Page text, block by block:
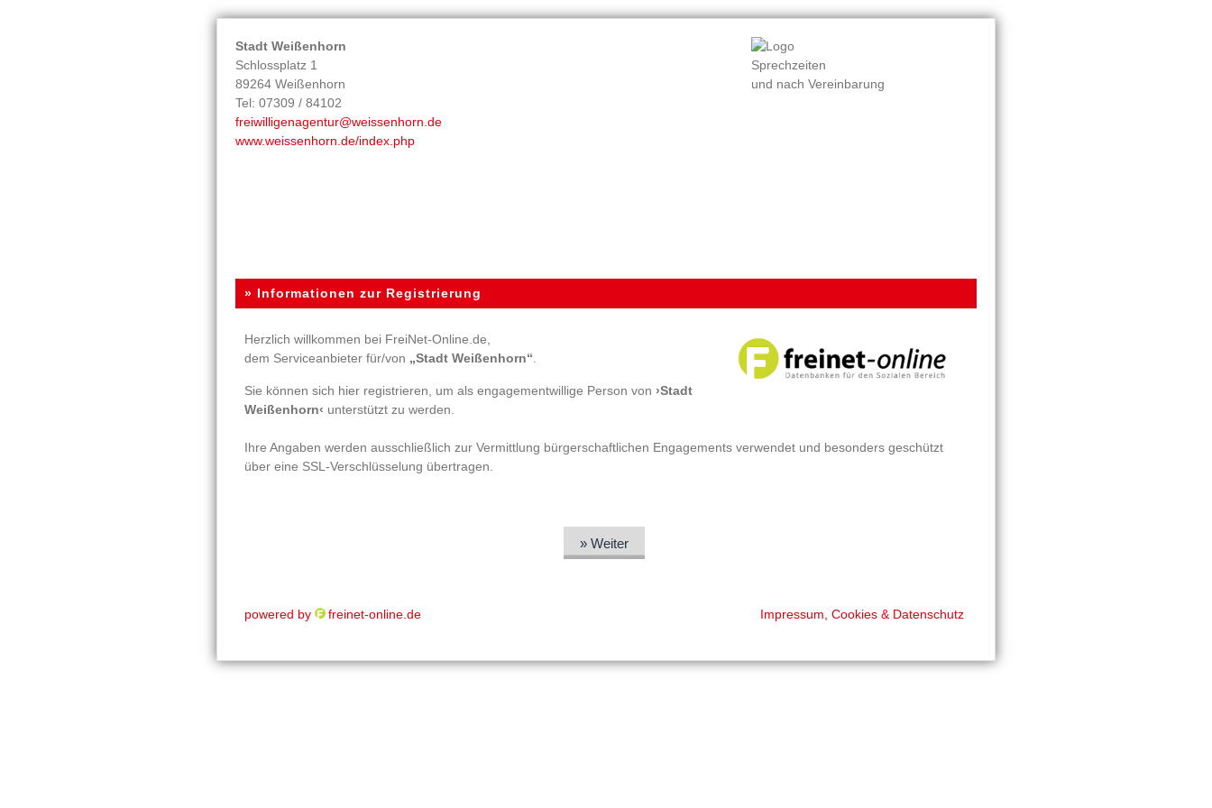
Stadt Weißenhorn
Schlossplatz 1
89264 Weißenhorn
Tel: 07309 / 84102
freiwilligenagentur@weissenhorn.de
www.weissenhorn.de/index.php
Sprechzeiten
und nach Vereinbarung
» Informationen zur Registrierung
Herzlich willkommen bei FreiNet-Online.de,
dem Serviceanbieter für/von „Stadt Weißenhorn“.
Sie können sich hier registrieren, um als engagementwillige Person von ›Stadt
Weißenhorn‹ unterstützt zu werden.
Ihre Angaben werden ausschließlich zur Vermittlung bürgerschaftlichen Engagements verwendet und besonders geschützt
über eine SSL-Verschlüsselung übertragen.
» Weiter
powered by freinet-online.de Impressum, Cookies & Datenschutz